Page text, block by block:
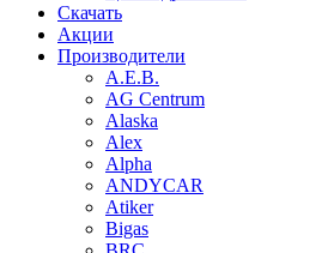
Скачать
Акции
Производители
A.E.B.
AG Centrum
Alaska
Alex
Alpha
ANDYCAR
Atiker
Bigas